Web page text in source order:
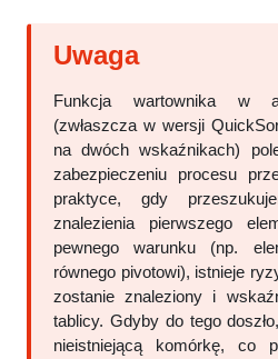
Funkcja wartownika w
(zwłaszcza w wersji
na dwóch wskaźnikach)
zabezpieczeniu procesu
praktyce, gdy
znalezienia pierwszego
pewnego warunku (np.
równego pivotowi), istnieje
zostanie znaleziony i
tablicy. Gdyby do tego
nieistniejącą komórkę, co